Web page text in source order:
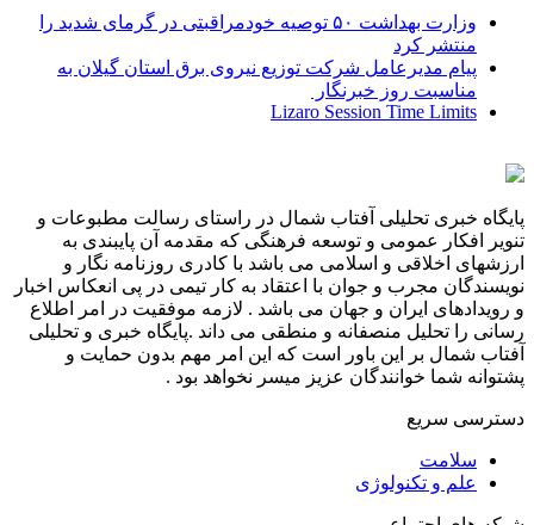
وزارت بهداشت ۵۰ توصیه خودمراقبتی در گرمای شدید را
منتشر کرد
پیام مدیرعامل شركت توزیع نیروی برق استان گیلان به
مناسبت روز خبرنگار ‌
Lizaro Session Time Limits
پایگاه خبری تحلیلی آفتاب شمال در راستای رسالت مطبوعات و
تنویر افکار عمومی و توسعه فرهنگی که مقدمه آن پایبندی به
ارزشهای اخلاقی و اسلامی می باشد با کادری روزنامه نگار و
نویسندگان مجرب و جوان با اعتقاد به کار تیمی در پی انعکاس اخبار
و رویدادهای ایران و جهان می باشد . لازمه موفقیت در امر اطلاع
رسانی را تحلیل منصفانه و منطقی می داند .پایگاه خبری و تحلیلی
آفتاب شمال بر این باور است که این امر مهم بدون حمایت و
پشتوانه شما خوانندگان عزیز میسر نخواهد بود .
دسترسی سریع
سلامت
علم و تکنولوژی